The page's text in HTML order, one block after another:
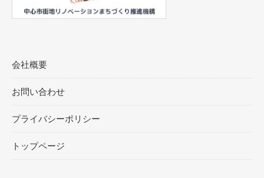
会社概要
お問い合わせ
プライバシーポリシー
トップページ